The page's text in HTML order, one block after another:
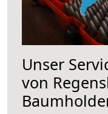
Unser
von